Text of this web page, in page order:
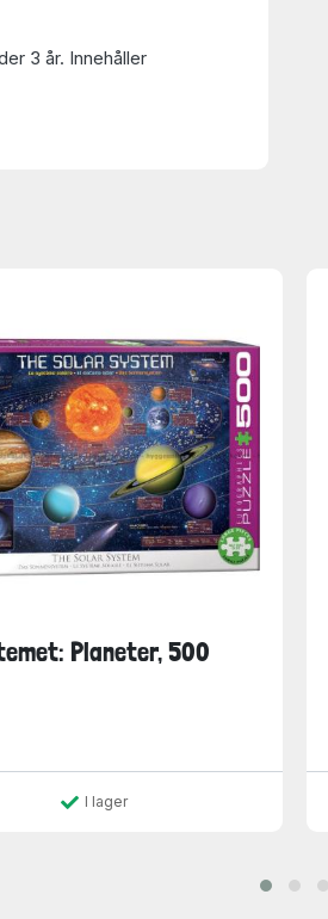
3 år. Innehåller
Planeter, 500
I lager